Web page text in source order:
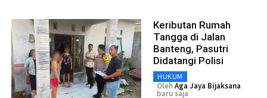
Keributan Rumah
Tangga di Jalan
Banteng, Pasutri
Didatangi Polisi
HUKUM
OlehAga Jaya Bijaksana
baru saja